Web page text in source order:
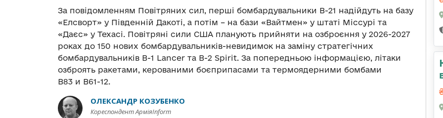
За повідомленням Повітряних сил, перші бомбардувальники B-21 надійдуть на базу
«Елсворт» у Південній Дакоті, а потім – на бази «Вайтмен» у штаті Міссурі та
«Даєс» у Техасі. Повітряні сили США планують прийняти на озброєння у 2026-2027
роках до 150 нових бомбардувальників-невидимок на заміну стратегічних
бомбардувальників B-1 Lancer та B-2 Spirit. За попередньою інформацією, літаки
озброять ракетами, керованими боєприпасами та термоядерними бомбами
B83 и B61-12.
ОЛЕКСАНДР КОЗУБЕНКО
Кореспондент АрміяInform